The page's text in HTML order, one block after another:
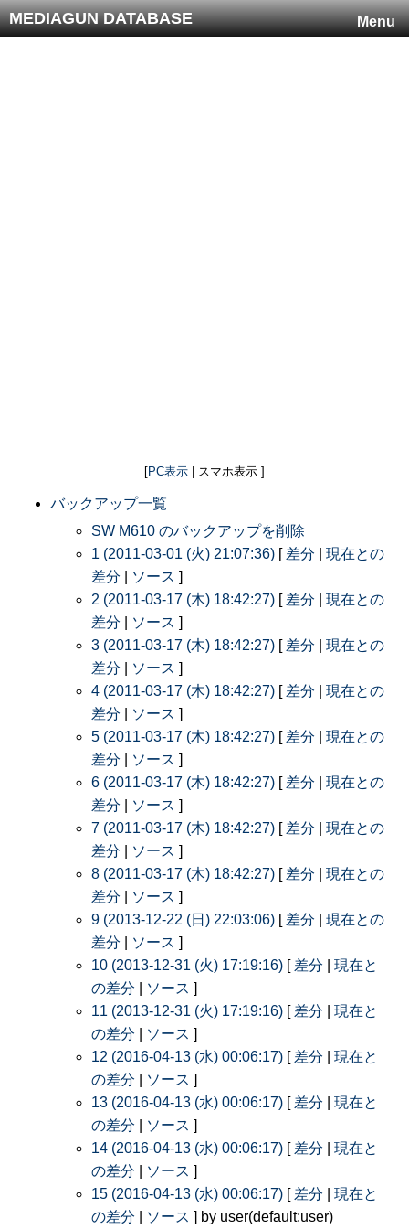
Menu
MEDIAGUN DATABASE
[PC表示 | スマホ表示 ]
バックアップ一覧
SW M610 のバックアップを削除
1 (2011-03-01 (火) 21:07:36) [ 差分
現在との
差分
ソース ]
2 (2011-03-17 (木) 18:42:27) [ 差分
現在との
差分
ソース ]
3 (2011-03-17 (木) 18:42:27) [ 差分
現在との
差分
ソース ]
4 (2011-03-17 (木) 18:42:27) [ 差分
現在との
差分
ソース ]
5 (2011-03-17 (木) 18:42:27) [ 差分
現在との
差分
ソース ]
6 (2011-03-17 (木) 18:42:27) [ 差分
現在との
差分
ソース ]
7 (2011-03-17 (木) 18:42:27) [ 差分
現在との
差分
ソース ]
8 (2011-03-17 (木) 18:42:27) [ 差分
現在との
差分
ソース ]
9 (2013-12-22 (日) 22:03:06) [ 差分
現在との
差分
ソース ]
10 (2013-12-31 (火) 17:19:16) [ 差分
現在と
の差分
ソース ]
11 (2013-12-31 (火) 17:19:16) [ 差分
現在と
の差分
ソース ]
12 (2016-04-13 (水) 00:06:17) [ 差分
現在と
の差分
ソース ]
13 (2016-04-13 (水) 00:06:17) [ 差分
現在と
の差分
ソース ]
14 (2016-04-13 (水) 00:06:17) [ 差分
現在と
の差分
ソース ]
15 (2016-04-13 (水) 00:06:17) [ 差分
現在と
の差分
ソース ] by user(default:user)